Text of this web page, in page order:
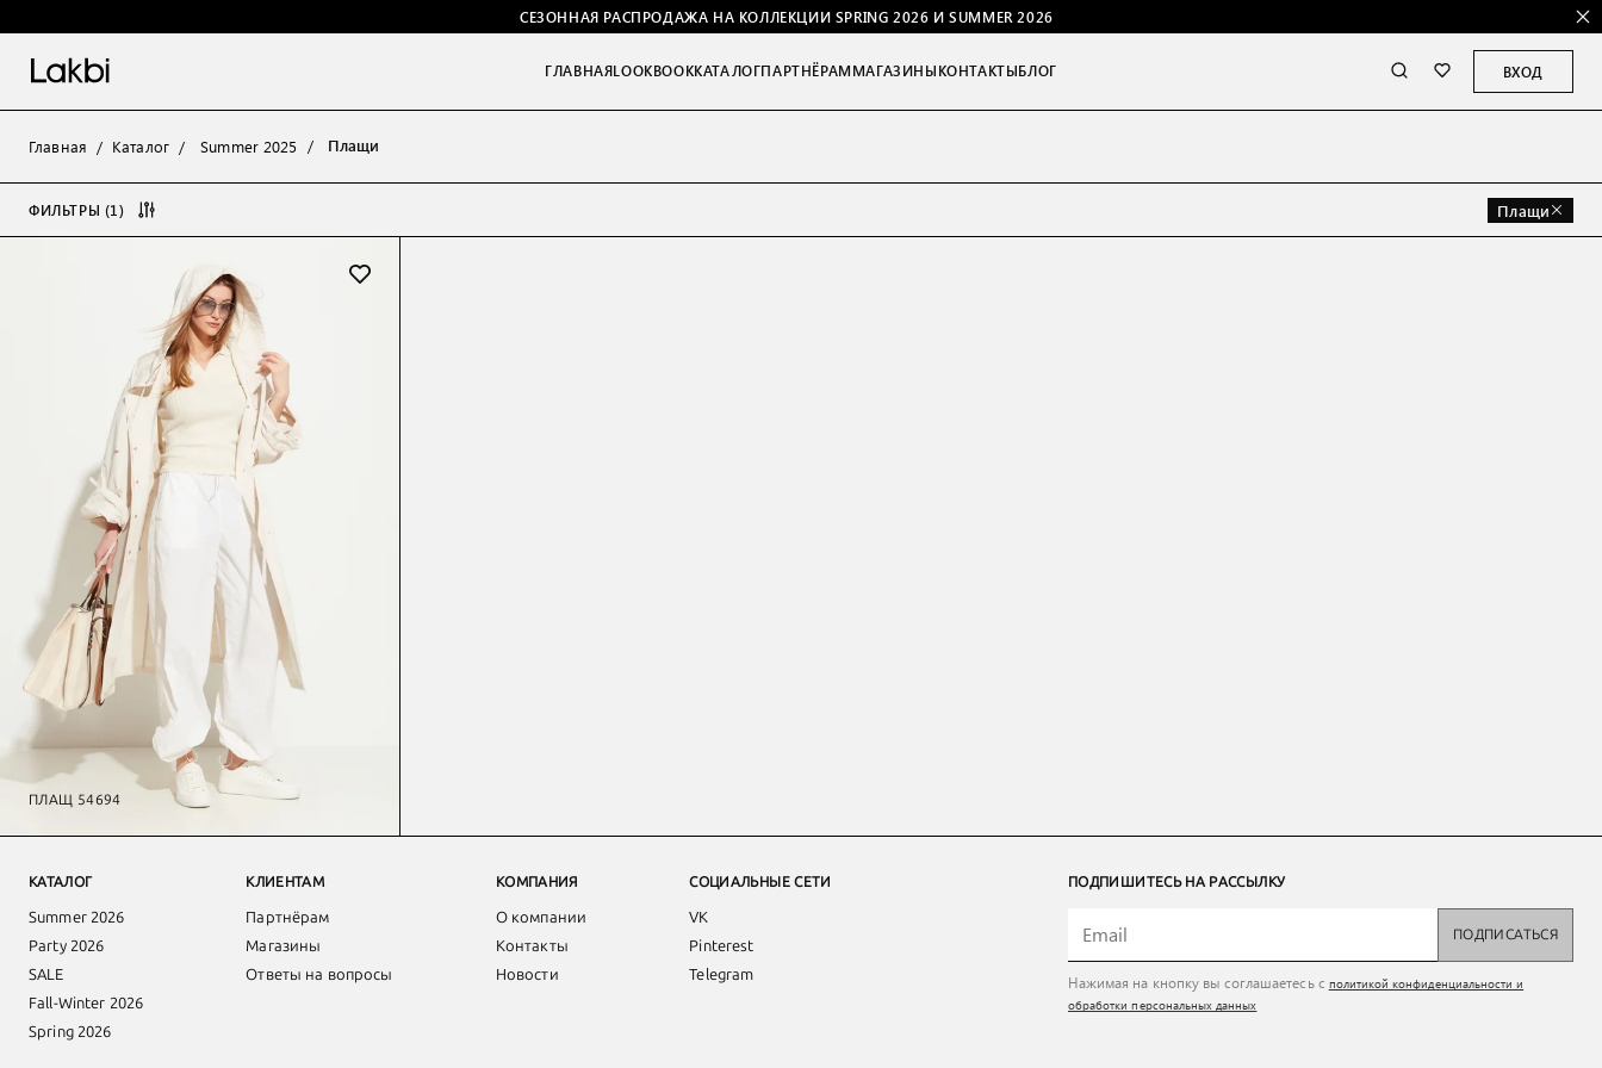
СЕЗОННАЯ РАСПРОДАЖА НА КОЛЛЕКЦИИ SPRING 2026 И SUMMER 2026
ГЛАВНАЯLOOKBOOKКАТАЛОГПАРТНЁРАММАГАЗИНЫКОНТАКТЫБЛОГ ВХОД
Главная Каталог Summer 2025 Плащи
ФИЛЬТРЫ (1) Плащи
ПЛАЩ 54694
КАТАЛОГ
Summer 2026
Party 2026
SALE
Fall-Winter 2026
Spring 2026
КЛИЕНТАМ
Партнёрам
Магазины
Ответы на вопросы
КОМПАНИЯ
О компании
Контакты
Новости
СОЦИАЛЬНЫЕ СЕТИ
VK
Pinterest
Telegram
ПОДПИШИТЕСЬ НА РАССЫЛКУ
ПОДПИСАТЬСЯ
Нажимая на кнопку вы соглашаетесь с политикой конфиденциальности и
обработки персональных данных